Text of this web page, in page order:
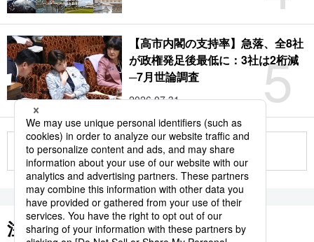
5
【高市内閣の支持率】急落、全8社
が政権発足後最低に：3社は2桁減
─7月世論調査
2026.07.31
もっと見る
注目のキーワード